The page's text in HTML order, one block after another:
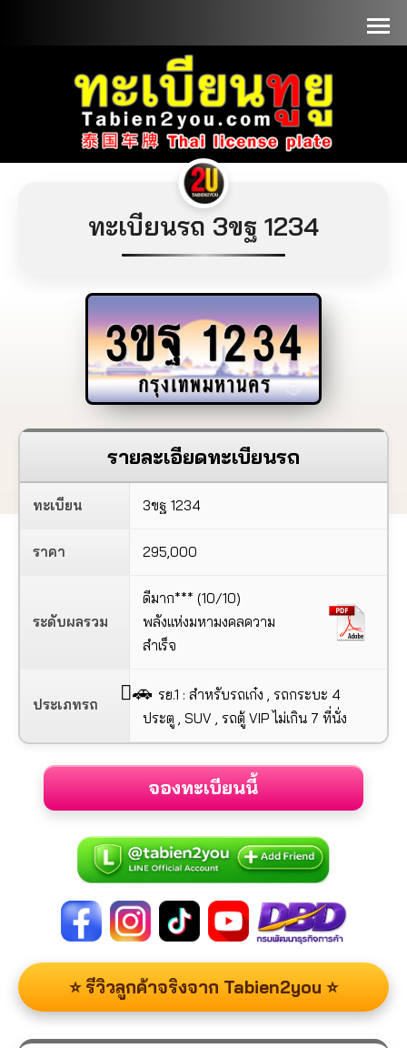
ทะเบียนรถ 3ขฐ 1234
3ขฐ 1234
กรุงเทพมหานคร
รายละเอียดทะเบียนรถ
ทะเบียน 3ขฐ 1234
ราคา 295,000
ระดับผลรวม
ดีมาก*** (10/10)
พลังแห่งมหามงคลความ
สำเร็จ
ประเภทรถ
🚗 รย.1 : สำหรับรถเก๋ง , รถกระบะ 4
ประตู , SUV , รถตู้ VIP ไม่เกิน 7 ที่นั่ง
จองทะเบียนนี้
⭐ รีวิวลูกค้าจริงจาก Tabien2you ⭐